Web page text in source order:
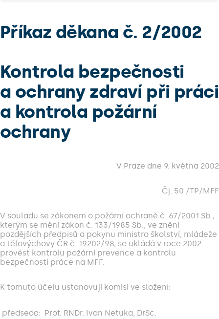
Příkaz děkana č. 2/2002
Kontrola bezpečnosti
a ochrany zdraví při práci
a kontrola požární
ochrany
V Praze dne 9. května 2002
Čj. 50 /TP/MFF
V souladu se zákonem o požární ochraně č. 67/2001 Sb.,
kterým se mění zákon č. 133/1985 Sb., ve znění
pozdějších předpisů a pokynu ministra školství, mládeže
a tělovýchovy ČR č. 19202/98, se ukládá v roce 2002
provést kontrolu požární prevence a kontrolu
bezpečnosti práce na MFF.
K tomuto účelu ustanovuji komisi ve složení:
předseda: Prof. RNDr. Ivan Netuka, DrSc.